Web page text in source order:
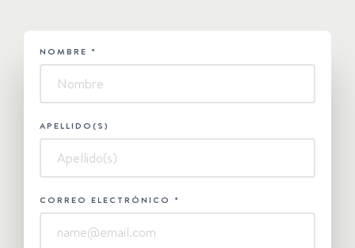
HUBSPOT
NOMBRE *
APELLIDO(S)
CORREO ELECTRÓNICO *